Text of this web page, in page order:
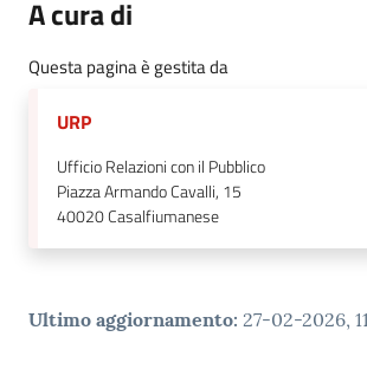
A cura di
Questa pagina è gestita da
URP
Ufficio Relazioni con il Pubblico
Piazza Armando Cavalli, 15
40020Casalfiumanese
Ultimo aggiornamento: 27-02-2026,